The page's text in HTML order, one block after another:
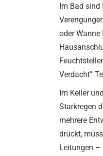
Im Bad sind
oder
Verdacht”
Im Keller
Starkregen
mehrere
drückt,
Leitungen –